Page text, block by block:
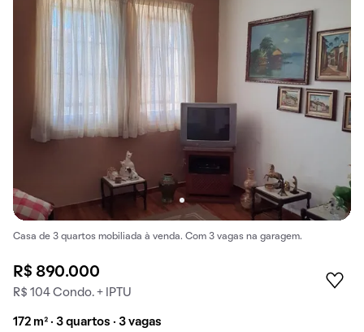
Casa de 3 quartos mobiliada à venda. Com 3 vagas na garagem.
R$ 890.000
R$ 104 Condo. + IPTU
172 m² · 3 quartos · 3 vagas